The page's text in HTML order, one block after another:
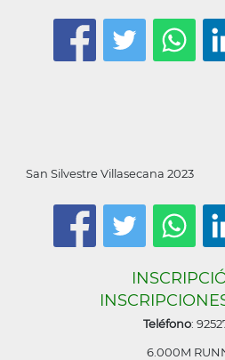
San Silvestre Villasecana 2023
Teléfono:
6.000M